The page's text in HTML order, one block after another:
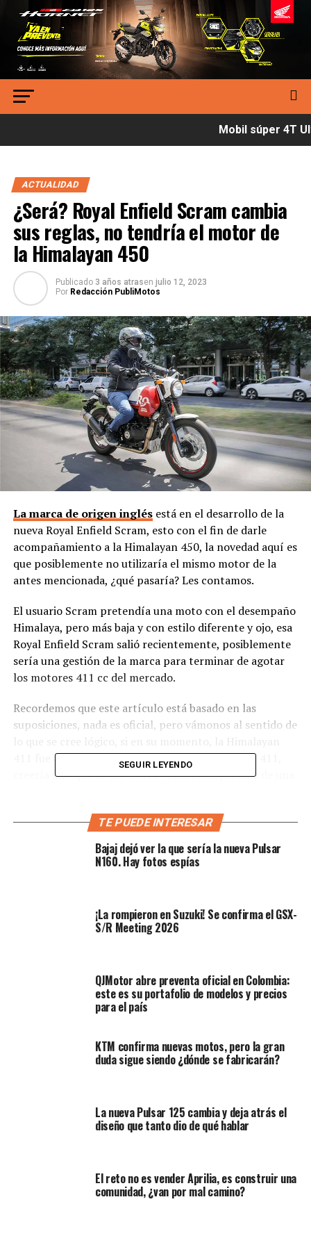
Mobil súper 4T
ACTUALIDAD
¿Será? Royal Enfield Scram cambia
sus reglas, no tendría el motor de
la Himalayan 450
Publicado 3 años atrasen julio 12, 2023
Por Redacción PubliMotos
La marca de origen inglésestá en el desarrollo de la
nueva Royal Enfield Scram, esto con el fin de darle
acompañamiento a la Himalayan 450, la novedad aquí es
que posiblemente no utilizaría el mismo motor de la
antes mencionada, ¿qué pasaría? Les contamos.
El usuario Scram pretendía una moto con el desempaño
Himalaya, pero más baja y con estilo diferente y ojo, esa
Royal Enfield Scram salió recientemente, posiblemente
sería una gestión de la marca para terminar de agotar
los motores 411 cc del mercado.
Recordemos que este artículo está basado en las
suposiciones, nada es oficial, pero vámonos al sentido de
411 fue acompañada de una Royal Enfield Scram 411,
creería uno que la 450 de HY vendría respaldada de una
El motor hace la diferencia
Ahora sí, el factor diferenciador de la Royal Enfield
Himalayan 411 de la nueva 450 parte de su motor y en
sería la única motocicleta de la marca en llevar dicho
sistema. No es un secreto lo que ocasiona este líquido en
convertirá en la primera oferta de la serie de 450 cc y
probablemente producirá una potencia máxima de
rpm y 32 Nm de par máximo entre 4000 y 4500 rpm.
El Scram 440 podría reemplazar al Scram 411, pero
en su artículo LaMoto.
SEGUIR LEYENDO
TE PUEDE INTERESAR
Bajaj dejó ver la que sería la nueva Pulsar
N160. Hay fotos espías
¡La rompieron en Suzuki! Se confirma el GSX-
S/R Meeting 2026
QJMotor abre preventa oficial en Colombia:
este es su portafolio de modelos y precios
para el país
KTM confirma nuevas motos, pero la gran
duda sigue siendo ¿dónde se fabricarán?
La nueva Pulsar 125 cambia y deja atrás el
diseño que tanto dio de qué hablar
El reto no es vender Aprilia, es construir una
comunidad, ¿van por mal camino?